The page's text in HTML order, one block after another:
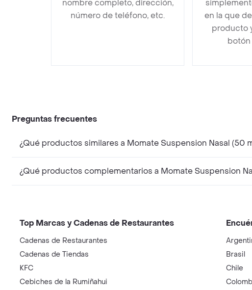
nombre completo, dirección,
número de teléfono, etc.
en la que
producto
botón
Preguntas frecuentes
¿Qué productos similares a Momate Suspension Nasal
¿Qué productos complementarios a Momate Suspension
Top Marcas y Cadenas de Restaurantes
Cadenas de Restaurantes
Cadenas de Tiendas
KFC
Cebiches de la Rumiñahui
Brasil
Chile